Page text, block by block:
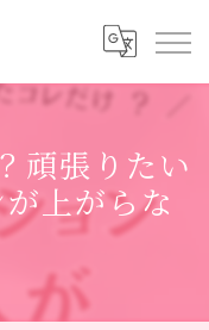
頑張りたい
上がらな